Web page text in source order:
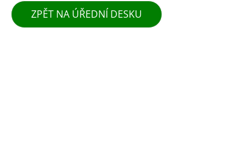
ZPĚT NA ÚŘEDNÍ DESKU